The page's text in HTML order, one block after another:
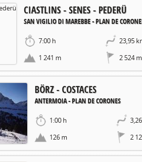
CIASTLINS - SENES - PEDERÜ
SAN VIGILIO DI MAREBBE - PLAN DE
7:00 h
23,95
1 241 m
2 524 m
BÖRZ - COSTACES
ANTERMOIA - PLAN DE CORONES
1:00 h
126 m
2